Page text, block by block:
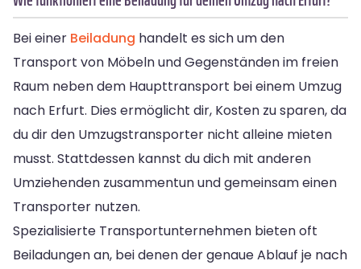
Bei einer Beiladung handelt es sich um den
Transport von Möbeln und Gegenständen im freien
Raum neben dem Haupttransport bei einem Umzug
nach Erfurt. Dies ermöglicht dir, Kosten zu sparen, da
du dir den Umzugstransporter nicht alleine mieten
musst. Stattdessen kannst du dich mit anderen
Umziehenden zusammentun und gemeinsam einen
Transporter nutzen.
Spezialisierte Transportunternehmen bieten oft
Beiladungen an, bei denen der genaue Ablauf je nach